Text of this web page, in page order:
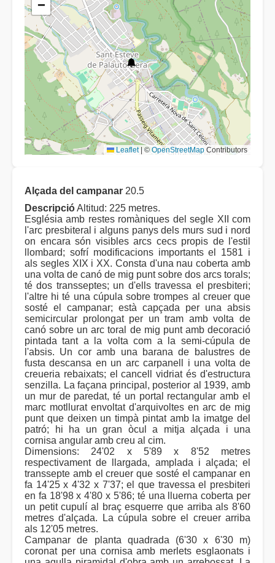
−
Leaflet © OpenStreetMap Contributors
Alçada del campanar 20.5
DescripcióAltitud: 225 metres.
Església amb restes romàniques del segle XII com
l'arc presbiteral i alguns panys dels murs sud i nord
on encara són visibles arcs cecs propis de l'estil
llombard; sofrí modificacions importants el 1581 i
als segles XIX i XX. Consta d'una nau coberta amb
una volta de canó de mig punt sobre dos arcs torals;
té dos transseptes; un d'ells travessa el presbiteri;
l'altre hi té una cúpula sobre trompes al creuer que
sosté el campanar; està capçada per una absis
semicircular prolongat per un tram amb volta de
canó sobre un arc toral de mig punt amb decoració
pintada tant a la volta com a la semi-cúpula de
l'absis. Un cor amb una barana de balustres de
fusta descansa en un arc carpanell i una volta de
creueria rebaixats; el cancell vidriat és d'estructura
senzilla. La façana principal, posterior al 1939, amb
un mur de paredat, té un portal rectangular amb el
marc motllurat envoltat d'arquivoltes en arc de mig
punt que deixen un timpà pintat amb la imatge del
patró; hi ha un gran òcul a mitja alçada i una
cornisa angular amb creu al cim.
Dimensions: 24'02 x 5'89 x 8'52 metres
respectivament de llargada, amplada i alçada; el
transsepte amb el creuer que sosté el campanar en
fa 14'25 x 4'32 x 7'37; el que travessa el presbiteri
en fa 18'98 x 4'80 x 5'86; té una lluerna coberta per
un petit cupulí al braç esquerre que arriba als 8'60
metres d'alçada. La cúpula sobre el creuer arriba
als 12'05 metres.
Campanar de planta quadrada (6'30 x 6'30 m)
coronat per una cornisa amb merlets esglaonats i